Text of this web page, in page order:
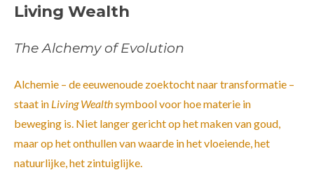
Living Wealth
The Alchemy of Evolution
Alchemie – de eeuwenoude zoektocht naar transformatie –
staat in Living Wealthsymbool voor hoe materie in
beweging is. Niet langer gericht op het maken van goud,
maar op het onthullen van waarde in het vloeiende, het
natuurlijke, het zintuiglijke.